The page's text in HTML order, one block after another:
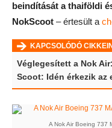
beindítását a thaiföldi
NokScoot – értesült a
KAPCSOLÓDÓ
Véglegesített a Nok
Scoot: Idén érkezik az
A Nok Air Boeing 737